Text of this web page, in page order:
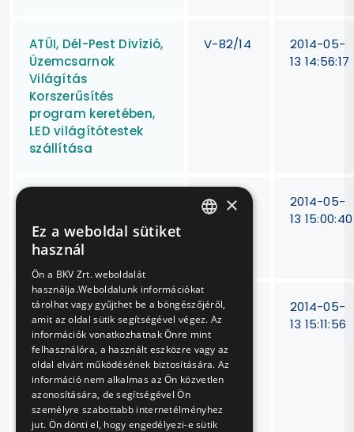
ATÜI, Dél-Pest Divízió,
Üzemcsarnok
Világítás
Korszerűsítés
program keretében,
LED világítótestek
szállítása
V-82/14
2014-05-
13 14:56:17
karbantartása,
javítása, kalibrálása
V-
270/13
2014-05-
13 15:00:40
Van Hool New A330
CNG típusú
autóbuszok sűrített
földgázzal üzemelő
motorjainak
felújítása, szükség
szerinti javítása
V-52/14
2014-05-
13 15:11:56
×
Ez a weboldal sütiket
használ
Ön a BKV Zrt. weboldalát
használja.Weboldalunk információkat
tárolhat vagy gyűjthet be a böngészőjéről,
amit az oldal sütik segítségével végez. Az
információk vonatkozhatnak Önre mint
felhasználóra, a használt eszközre vagy az
oldal elvárt működésének biztosítására. Az
információ nem alkalmas az Ön közvetlen
azonosítására, de segítségével Ön
személyre szabottabb internetélményhez
jut. Ön dönti el, hogy engedélyezi-e sütik